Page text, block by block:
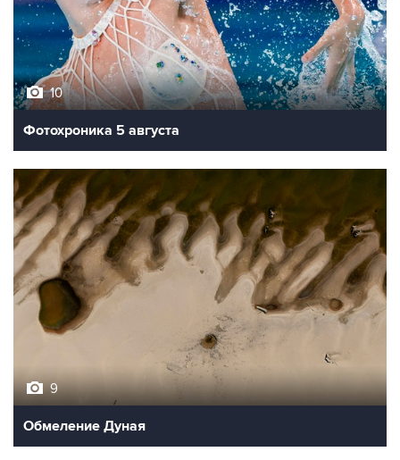
10
Фотохроника 5 августа
9
Обмеление Дуная